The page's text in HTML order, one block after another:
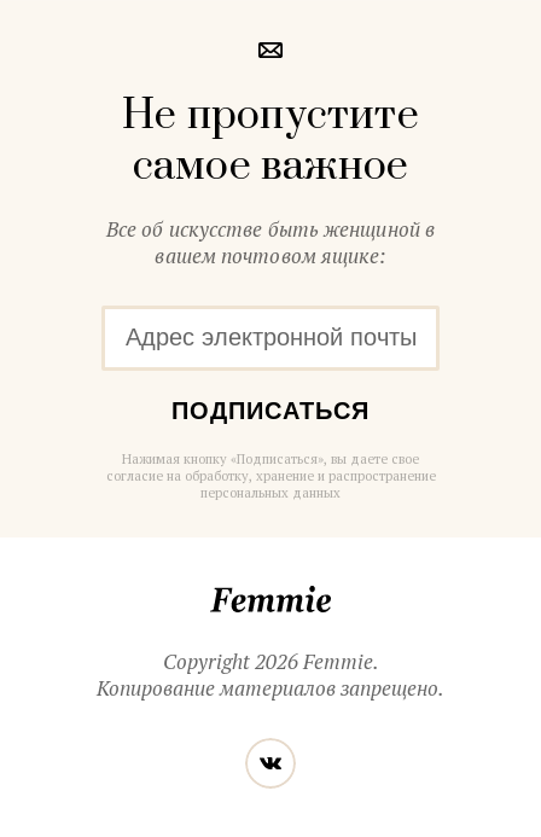
Не пропустите
самое важное
Все об искусстве быть женщиной в
вашем почтовом ящике:
ПОДПИСАТЬСЯ
Нажимая кнопку «Подписаться», вы даете свое
согласие на обработку, хранение и распространение
персональных данных
Copyright 2026 Femmie.
Копирование материалов запрещено.
Читайте
нас
в социальных